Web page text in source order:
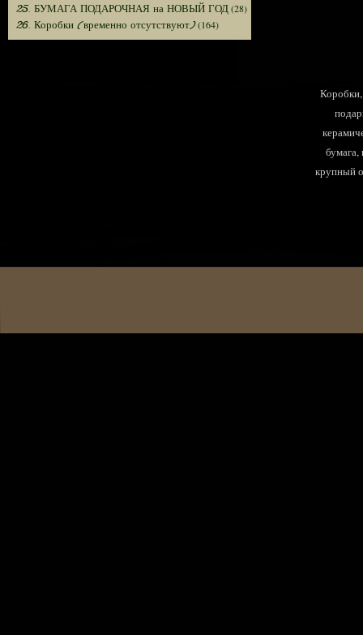
25. БУМАГА ПОДАРОЧНАЯ на НОВЫЙ ГОД(28)
26. Коробки (временно отсутствуют)(164)
крупный